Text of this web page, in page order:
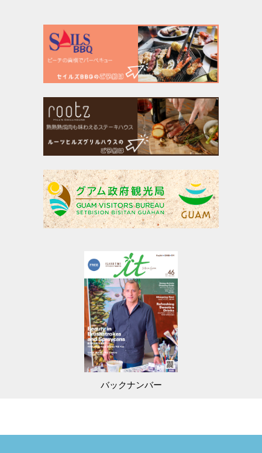
バックナンバー